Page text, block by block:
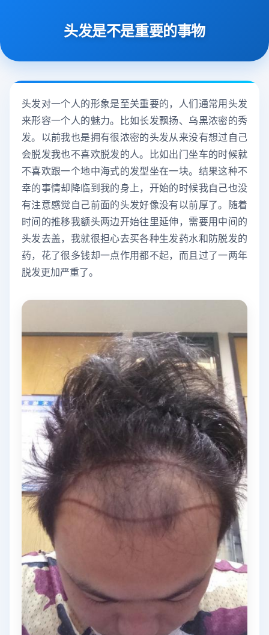
头发是不是重要的事物
头发对一个人的形象是至关重要的，人们通常用头发
来形容一个人的魅力。比如长发飘扬、乌黑浓密的秀
发。以前我也是拥有很浓密的头发从来没有想过自己
会脱发我也不喜欢脱发的人。比如出门坐车的时候就
不喜欢跟一个地中海式的发型坐在一块。结果这种不
幸的事情却降临到我的身上，开始的时候我自己也没
有注意感觉自己前面的头发好像没有以前厚了。随着
时间的推移我额头两边开始往里延伸，需要用中间的
头发去盖，我就很担心去买各种生发药水和防脱发的
药，花了很多钱却一点作用都不起，而且过了一两年
脱发更加严重了。